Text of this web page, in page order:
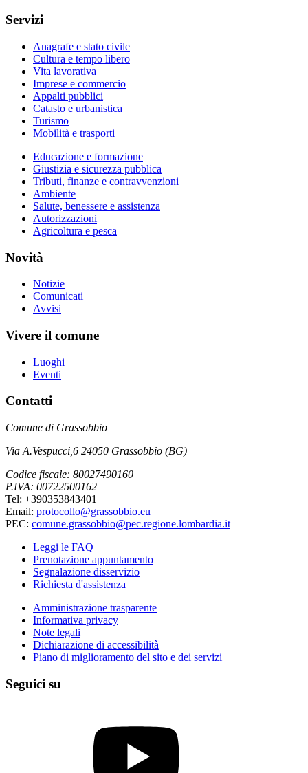
Servizi
Anagrafe e stato civile
Cultura e tempo libero
Vita lavorativa
Imprese e commercio
Appalti pubblici
Catasto e urbanistica
Turismo
Mobilità e trasporti
Educazione e formazione
Giustizia e sicurezza pubblica
Tributi, finanze e contravvenzioni
Ambiente
Salute, benessere e assistenza
Autorizzazioni
Agricoltura e pesca
Novità
Notizie
Comunicati
Avvisi
Vivere il comune
Luoghi
Eventi
Contatti
Comune di Grassobbio
Via A.Vespucci,6 24050 Grassobbio (BG)
Codice fiscale: 80027490160
P.IVA: 00722500162
Tel: +390353843401
Email: protocollo@grassobbio.eu
PEC: comune.grassobbio@pec.regione.lombardia.it
Leggi le FAQ
Prenotazione appuntamento
Segnalazione disservizio
Richiesta d'assistenza
Amministrazione trasparente
Informativa privacy
Note legali
Dichiarazione di accessibilità
Piano di miglioramento del sito e dei servizi
Seguici su